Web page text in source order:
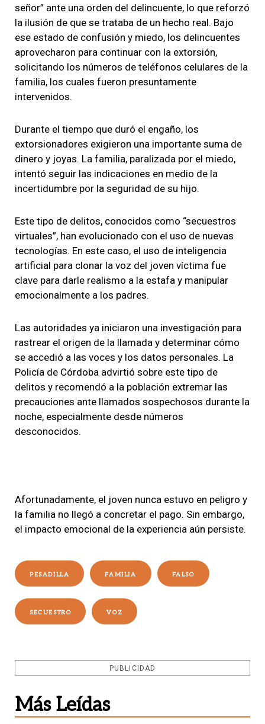
señor” ante una orden del delincuente, lo que reforzó
la ilusión de que se trataba de un hecho real. Bajo
ese estado de confusión y miedo, los delincuentes
aprovecharon para continuar con la extorsión,
solicitando los números de teléfonos celulares de la
familia, los cuales fueron presuntamente
intervenidos.
Durante el tiempo que duró el engaño, los
extorsionadores exigieron una importante suma de
dinero y joyas. La familia, paralizada por el miedo,
intentó seguir las indicaciones en medio de la
incertidumbre por la seguridad de su hijo.
Este tipo de delitos, conocidos como “secuestros
virtuales”, han evolucionado con el uso de nuevas
tecnologías. En este caso, el uso de inteligencia
artificial para clonar la voz del joven víctima fue
clave para darle realismo a la estafa y manipular
emocionalmente a los padres.
Las autoridades ya iniciaron una investigación para
rastrear el origen de la llamada y determinar cómo
se accedió a las voces y los datos personales. La
Policía de Córdoba advirtió sobre este tipo de
delitos y recomendó a la población extremar las
precauciones ante llamados sospechosos durante la
noche, especialmente desde números
desconocidos.
Afortunadamente, el joven nunca estuvo en peligro y
la familia no llegó a concretar el pago. Sin embargo,
el impacto emocional de la experiencia aún persiste.
PESADILLA FAMILIA FALSO
SECUESTRO VOZ
PUBLICIDAD
Más Leídas